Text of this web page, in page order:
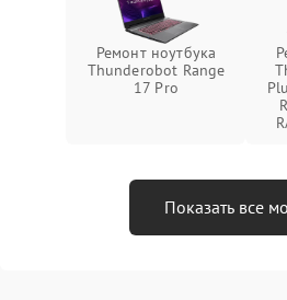
Ремонт ноутбука
Thunderobot Range
17 Pro
Показать все